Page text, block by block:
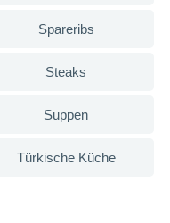
Spareribs
Steaks
Suppen
Türkische Küche